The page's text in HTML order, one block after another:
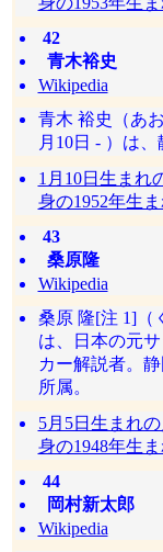
42
青木裕史
Wikipedia
青木 裕史（あ
月10日 - ）は
1月10日生まれ
身の1952年生ま
43
桑原隆
Wikipedia
桑原 隆[注 1]（
は、日本の元
カー解説者。
所属。
5月5日生まれの
身の1948年生ま
44
岡村新太郎
Wikipedia